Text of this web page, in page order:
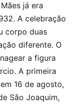
já era
A celebração
corpo duas
diferente. O
a figura
A primeira
16 de agosto,
São Joaquim,